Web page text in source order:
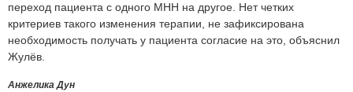
переход пациента с одного МНН на другое. Нет четких
критериев такого изменения терапии, не зафиксирована
необходимость получать у пациента согласие на это, объяснил
Жулёв.
Анжелика Дун